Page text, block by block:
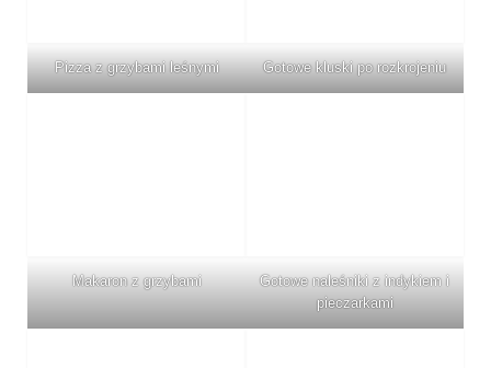
Pizza z grzybami leśnymi Gotowe kluski po rozkrojeniu
Makaron z grzybami
Gotowe naleśniki z indykiem i
pieczarkami